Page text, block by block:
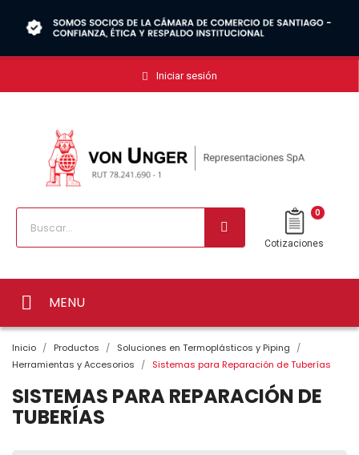
Iniciar sesión
0
Cotizaciones
MENU
Inicio Productos
Soluciones en Termoplásticos y Piping
Herramientas y Accesorios
Sistemas para Reparación de Tuberías
SISTEMAS PARA REPARACIÓN DE
TUBERÍAS